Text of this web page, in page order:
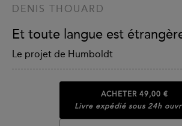
DENIS THOUARD
Et toute langue est
Le projet de Humboldt
ACHETER 49,00 €
Livre expédié sous 24h